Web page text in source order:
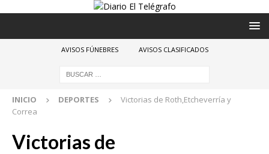
AVISOS FÚNEBRES AVISOS CLASIFICADOS
INICIO DEPORTES
Victorias de Roth,Etcheverría y
Correa
Victorias de